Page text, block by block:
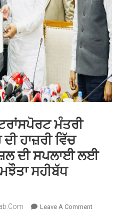
ਮੰਤਰੀ
ਹਾਜ਼ਰੀ ਵਿੱਚ
ਦੀ ਸਪਲਾਈ ਲਈ
ਸਹੀਬੱਧ
Leave A CommentOn